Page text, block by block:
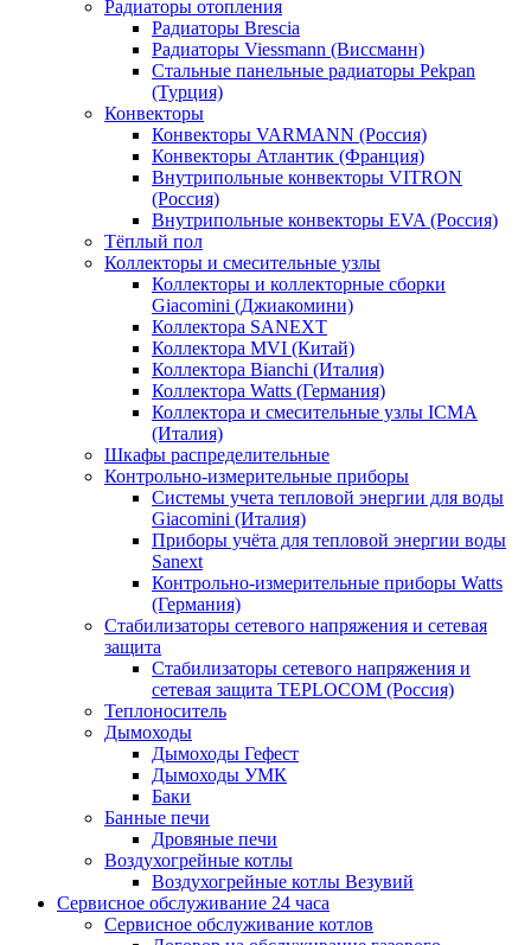
Радиаторы отопления
Радиаторы Brescia
Радиаторы Viessmann (Виссманн)
Стальные панельные радиаторы Pekpan
(Турция)
Конвекторы
Конвекторы VARMANN (Россия)
Конвекторы Атлантик (Франция)
Внутрипольные конвекторы VITRON
(Россия)
Внутрипольные конвекторы EVA (Россия)
Тёплый пол
Коллекторы и смесительные узлы
Коллекторы и коллекторные сборки
Giacomini (Джиакомини)
Коллектора SANEXT
Коллектора MVI (Китай)
Коллектора Bianchi (Италия)
Коллектора Watts (Германия)
Коллектора и смесительные узлы ICMA
(Италия)
Шкафы распределительные
Контрольно-измерительные приборы
Системы учета тепловой энергии для воды
Giacomini (Италия)
Приборы учёта для тепловой энергии воды
Sanext
Контрольно-измерительные приборы Watts
(Германия)
Стабилизаторы сетевого напряжения и сетевая
защита
Стабилизаторы сетевого напряжения и
сетевая защита TEPLOCOM (Россия)
Теплоноситель
Дымоходы
Дымоходы Гефест
Дымоходы УМК
Баки
Банные печи
Дровяные печи
Воздухогрейные котлы
Воздухогрейные котлы Везувий
Сервисное обслуживание 24 часа
Сервисное обслуживание котлов